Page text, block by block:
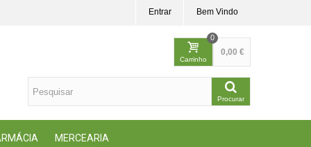
Bem Vindo
Entrar
Carrinho
0
0,00 €
Procurar
MERCEARIA